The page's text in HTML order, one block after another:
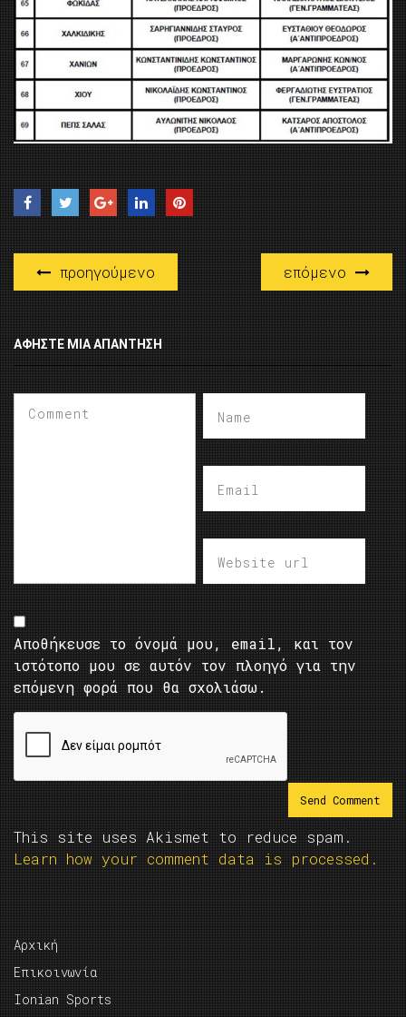
προηγούμενο επόμενο
ΑΦΉΣΤΕ ΜΙΑ ΑΠΆΝΤΗΣΗ
Αποθήκευσε το όνομά μου, email, και τον
ιστότοπο μου σε αυτόν τον πλοηγό για την
επόμενη φορά που θα σχολιάσω.
This site uses Akismet to reduce spam.
Learn how your comment data is processed.
Αρχική
Επικοινωνία
Ionian Sports